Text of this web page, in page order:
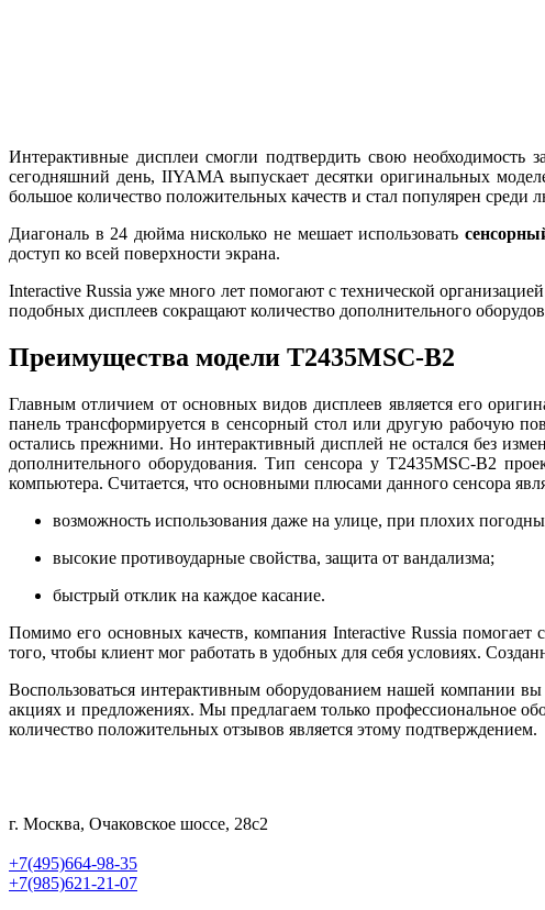
Интерактивные дисплеи смогли подтвердить свою необходимость
сегодняшний день, IIYAMA выпускает десятки оригинальных
большое количество положительных качеств и стал популярен
Диагональ в 24 дюйма нисколько не мешает использовать
доступ ко всей поверхности экрана.
Interactive Russia уже много лет помогают с технической
подобных дисплеев сокращают количество дополнительного
Преимущества модели T2435MSC-B2
Главным отличием от основных видов дисплеев является его
панель трансформируется в сенсорный стол или другую рабочую
остались прежними. Но интерактивный дисплей не остался без
дополнительного оборудования. Тип сенсора у T2435MSC-B2
компьютера. Считается, что основными плюсами данного сенсора
возможность использования даже на улице, при плохих
высокие противоударные свойства, защита от вандализма;
быстрый отклик на каждое касание.
Помимо его основных качеств, компания Interactive Russia
того, чтобы клиент мог работать в удобных для себя условиях.
Воспользоваться интерактивным оборудованием нашей компании
акциях и предложениях. Мы предлагаем только профессиональное
количество положительных отзывов является этому подтверждением.
г. Москва, Очаковское шоссе, 28с2
+7(495)664-98-35
+7(985)621-21-07